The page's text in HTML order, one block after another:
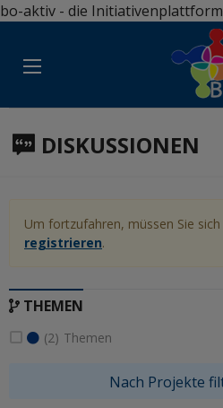
bo-aktiv - die Initiativenplattform
DISKUSSIONEN
Um fortzufahren, müssen Sie sich
registrieren.
THEMEN
(2) Themen